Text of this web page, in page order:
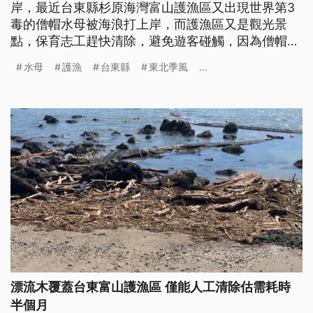
岸，最近台東縣杉原海灣富山護漁區又出現世界第3
毒的僧帽水母被海浪打上岸，而護漁區又是觀光景
點，保育志工趕快清除，避免遊客碰觸，因為僧帽水
水母 護漁 台東縣 東北季風 ...
漂流木覆蓋台東富山護漁區 僅能人工清除估需耗時
半個月